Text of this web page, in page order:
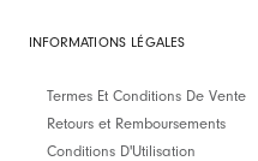
INFORMATIONS LÉGALES
Termes Et Conditions De Vente
Retours et Remboursements
Conditions D'Utilisation